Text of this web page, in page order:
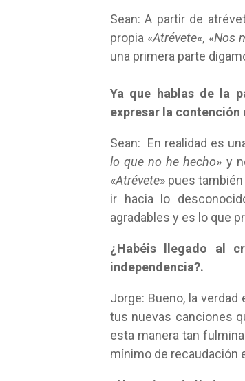
Sean: A partir de
propia «Atrévete«, «Nos
una primera parte
Ya que hablas de la
expresar la
Sean: En realidad es
lo que no he hecho» y
«Atrévete» pues
ir hacia lo
agradables y es lo que
¿Habéis llegado al
independencia?.
Jorge: Bueno, la
tus nuevas canciones
esta manera tan
mínimo de recaudación